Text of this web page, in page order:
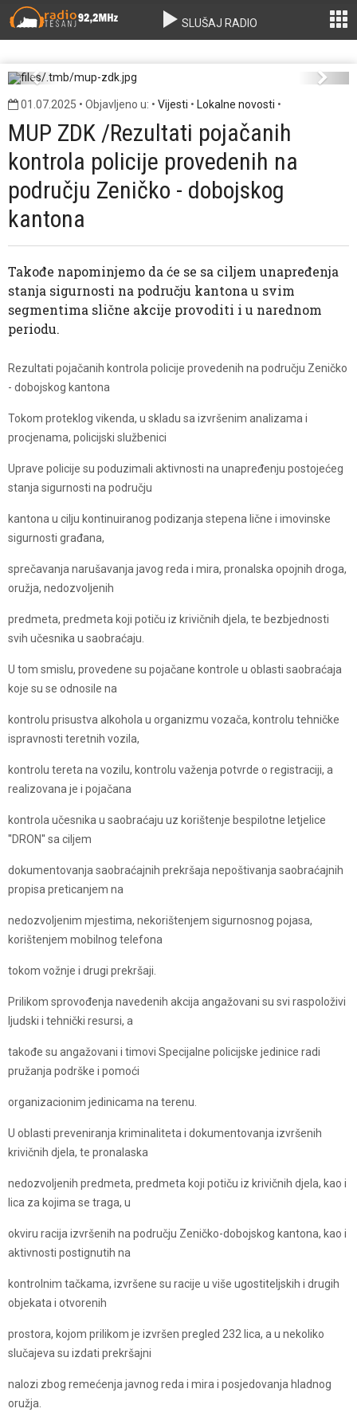
SLUŠAJ RADIO
Previous Next
01.07.2025 • Objavljeno u: • Vijesti • Lokalne novosti •
MUP ZDK /Rezultati pojačanih
kontrola policije provedenih na
području Zeničko - dobojskog
kantona
Takođe napominjemo da će se sa ciljem unapređenja
stanja sigurnosti na području kantona u svim
segmentima slične akcije provoditi i u narednom
periodu.
Rezultati pojačanih kontrola policije provedenih na području Zeničko
- dobojskog kantona
Tokom proteklog vikenda, u skladu sa izvršenim analizama i
procjenama, policijski službenici
Uprave policije su poduzimali aktivnosti na unapređenju postojećeg
stanja sigurnosti na području
kantona u cilju kontinuiranog podizanja stepena lične i imovinske
sigurnosti građana,
sprečavanja narušavanja javog reda i mira, pronalska opojnih droga,
oružja, nedozvoljenih
predmeta, predmeta koji potiču iz krivičnih djela, te bezbjednosti
svih učesnika u saobraćaju.
U tom smislu, provedene su pojačane kontrole u oblasti saobraćaja
koje su se odnosile na
kontrolu prisustva alkohola u organizmu vozača, kontrolu tehničke
ispravnosti teretnih vozila,
kontrolu tereta na vozilu, kontrolu važenja potvrde o registraciji, a
realizovana je i pojačana
kontrola učesnika u saobraćaju uz korištenje bespilotne letjelice
''DRON'' sa ciljem
dokumentovanja saobraćajnih prekršaja nepoštivanja saobraćajnih
propisa preticanjem na
nedozvoljenim mjestima, nekorištenjem sigurnosnog pojasa,
korištenjem mobilnog telefona
tokom vožnje i drugi prekršaji.
Prilikom sprovođenja navedenih akcija angažovani su svi raspoloživi
ljudski i tehnički resursi, a
takođe su angažovani i timovi Specijalne policijske jedinice radi
pružanja podrške i pomoći
organizacionim jedinicama na terenu.
U oblasti preveniranja kriminaliteta i dokumentovanja izvršenih
krivičnih djela, te pronalaska
nedozvoljenih predmeta, predmeta koji potiču iz krivičnih djela, kao i
lica za kojima se traga, u
okviru racija izvršenih na području Zeničko-dobojskog kantona, kao i
aktivnosti postignutih na
kontrolnim tačkama, izvršene su racije u više ugostiteljskih i drugih
objekata i otvorenih
prostora, kojom prilikom je izvršen pregled 232 lica, a u nekoliko
slučajeva su izdati prekršajni
nalozi zbog remećenja javnog reda i mira i posjedovanja hladnog
oružja.